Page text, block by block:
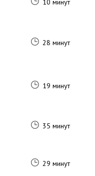
10 минут
28 минут
19 минут
35 минут
29 минут